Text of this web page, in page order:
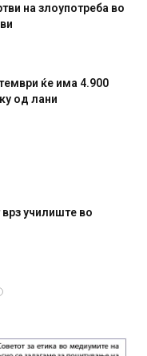
на злоупотреба во
ќе има 4.900
од лани
училиште во